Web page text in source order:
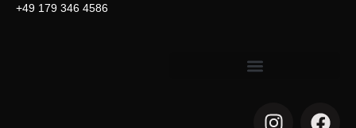
+49 179 346 4586
I
F